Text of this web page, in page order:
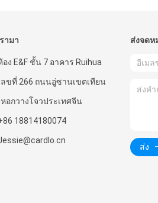
ามา
อง E&F ชั้น 7 อาคาร Ruihua
ลขที่ 266 ถนนอู่ซานเขตเทียน
หอกวางโจวประเทศจีน
18814180074
ส่งจดห
ส่ง